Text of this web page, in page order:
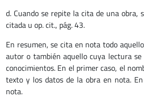
d. Cuando se repite la cita de una obra,
citada u op. cit., pág. 43.
En resumen, se cita en nota todo
autor o también aquello cuya lectura
conocimientos. En el primer caso, el
texto y los datos de la obra en nota.
nota.